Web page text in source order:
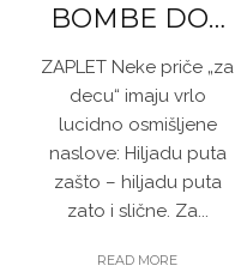
BOMBE DO…
ZAPLET Neke priče „za
decu“ imaju vrlo
lucidno osmišljene
naslove: Hiljadu puta
zašto – hiljadu puta
zato i slične. Za...
READ MORE